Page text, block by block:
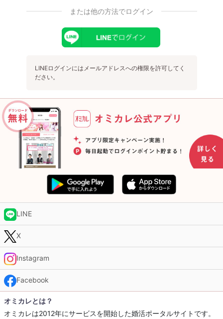
または他の方法でログイン
LINEログインにはメールアドレスへの権限を許可してく
ださい。
LINE
X
Instagram
Facebook
オミカレとは？
オミカレは2012年にサービスを開始した婚活ポータルサイトです。